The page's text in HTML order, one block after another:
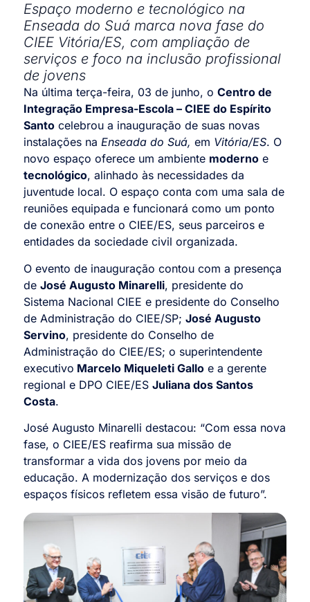
Espaço moderno e tecnológico na
Enseada do Suá marca nova fase do
CIEE Vitória/ES, com ampliação de
serviços e foco na inclusão profissional
de jovens
Na última terça-feira, 03 de junho, o Centro de
Integração Empresa-Escola – CIEE do Espírito
Santo celebrou a inauguração de suas novas
instalações na Enseada do Suá, em Vitória/ES. O
novo espaço oferece um ambiente moderno e
tecnológico, alinhado às necessidades da
juventude local. O espaço conta com uma sala de
reuniões equipada e funcionará como um ponto
de conexão entre o CIEE/ES, seus parceiros e
entidades da sociedade civil organizada.
O evento de inauguração contou com a presença
de José Augusto Minarelli, presidente do
Sistema Nacional CIEE e presidente do Conselho
de Administração do CIEE/SP; José Augusto
Servino, presidente do Conselho de
Administração do CIEE/ES; o superintendente
executivo Marcelo Miqueleti Gallo e a gerente
regional e DPO CIEE/ES Juliana dos Santos
Costa.
José Augusto Minarelli destacou: “Com essa nova
fase, o CIEE/ES reafirma sua missão de
transformar a vida dos jovens por meio da
educação. A modernização dos serviços e dos
espaços físicos refletem essa visão de futuro”.